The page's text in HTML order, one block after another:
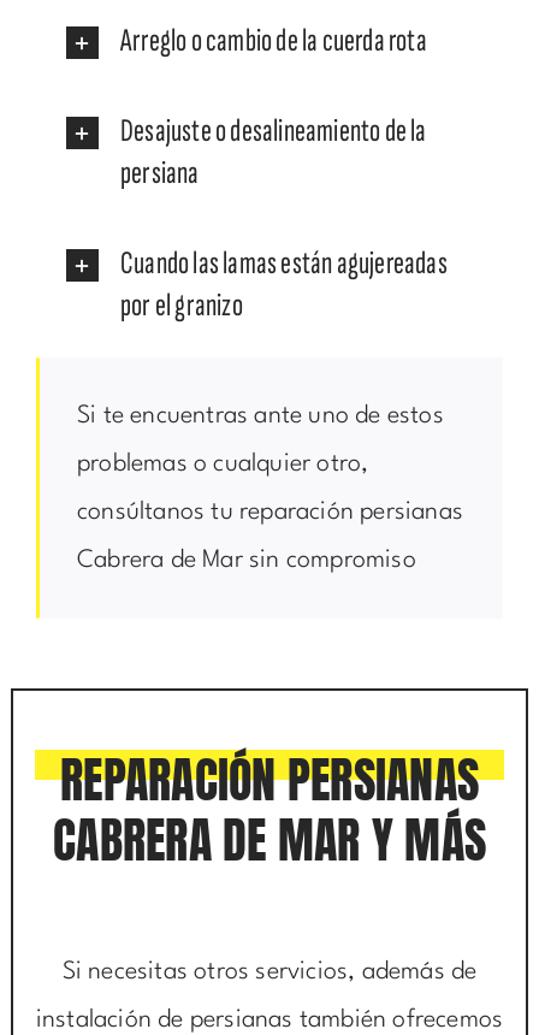
Arreglo o cambio de la cuerda rota
Desajuste o desalineamiento de la
persiana
Cuando las lamas están agujereadas
por el granizo
Si te encuentras ante uno de estos
problemas o cualquier otro,
consúltanos tu reparación persianas
Cabrera de Mar sin compromiso
REPARACIÓN PERSIANAS
CABRERA DE MAR Y MÁS
Si necesitas otros servicios, además de
instalación de persianas también ofrecemos